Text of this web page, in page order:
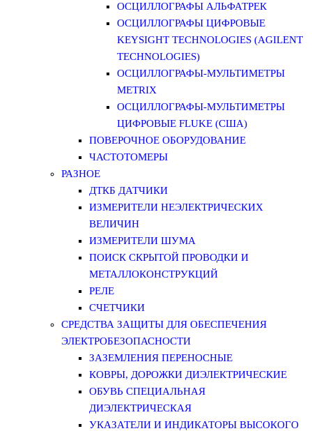
ОСЦИЛЛОГРАФЫ АЛЬФАТРЕК
ОСЦИЛЛОГРАФЫ ЦИФРОВЫЕ
KEYSIGHT TECHNOLOGIES (AGILENT
TECHNOLOGIES)
ОСЦИЛЛОГРАФЫ-МУЛЬТИМЕТРЫ
METRIX
ОСЦИЛЛОГРАФЫ-МУЛЬТИМЕТРЫ
ЦИФРОВЫЕ FLUKE (США)
ПОВЕРОЧНОЕ ОБОРУДОВАНИЕ
ЧАСТОТОМЕРЫ
РАЗНОЕ
ДТКБ ДАТЧИКИ
ИЗМЕРИТЕЛИ НЕЭЛЕКТРИЧЕСКИХ
ВЕЛИЧИН
ИЗМЕРИТЕЛИ ШУМА
ПОИСК СКРЫТОЙ ПРОВОДКИ И
МЕТАЛЛОКОНСТРУКЦИЙ
РЕЛЕ
СЧЕТЧИКИ
СРЕДСТВА ЗАЩИТЫ ДЛЯ ОБЕСПЕЧЕНИЯ
ЭЛЕКТРОБЕЗОПАСНОСТИ
ЗАЗЕМЛЕНИЯ ПЕРЕНОСНЫЕ
КОВРЫ, ДОРОЖКИ ДИЭЛЕКТРИЧЕСКИЕ
ОБУВЬ СПЕЦИАЛЬНАЯ
ДИЭЛЕКТРИЧЕСКАЯ
УКАЗАТЕЛИ И ИНДИКАТОРЫ ВЫСОКОГО